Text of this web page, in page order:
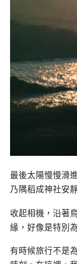
最後太陽慢慢滑
乃隅稻成神社安
收起相機，沿著
緣，好像是特別
有時候旅行不是